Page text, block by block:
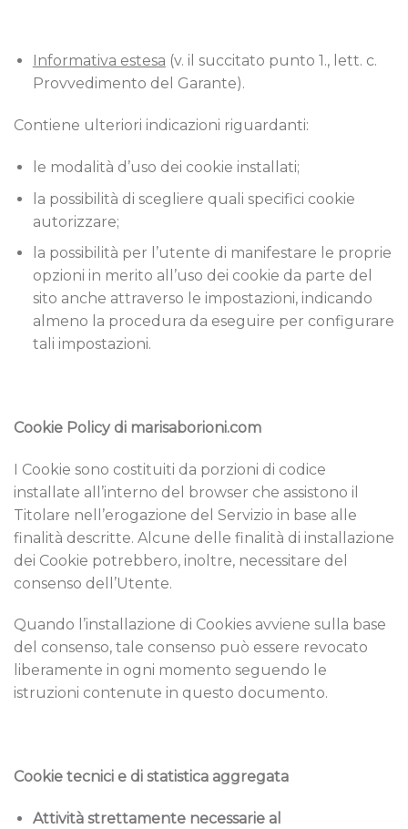
Informativa estesa (v. il succitato punto 1., lett. c.
Provvedimento del Garante).
Contiene ulteriori indicazioni riguardanti:
le modalità d’uso dei cookie installati;
la possibilità di scegliere quali specifici cookie
autorizzare;
la possibilità per l’utente di manifestare le proprie
opzioni in merito all’uso dei cookie da parte del
sito anche attraverso le impostazioni, indicando
almeno la procedura da eseguire per configurare
tali impostazioni.
Cookie Policy di marisaborioni.com
I Cookie sono costituiti da porzioni di codice
installate all’interno del browser che assistono il
Titolare nell’erogazione del Servizio in base alle
finalità descritte. Alcune delle finalità di installazione
dei Cookie potrebbero, inoltre, necessitare del
consenso dell’Utente.
Quando l’installazione di Cookies avviene sulla base
del consenso, tale consenso può essere revocato
liberamente in ogni momento seguendo le
istruzioni contenute in questo documento.
Cookie tecnici e di statistica aggregata
Attività strettamente necessarie al